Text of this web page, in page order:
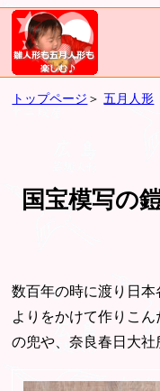
トップページ ＞五月人形
国宝模写の
数百年の時に渡り日
よりをかけて作りこ
の兜や、奈良春日大社